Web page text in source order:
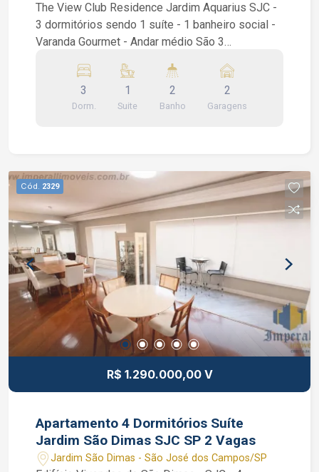
The View Club Residence Jardim Aquarius SJC -
3 dormitórios sendo 1 suíte - 1 banheiro social -
Varanda Gourmet - Andar médio São 3
com armários planejados, 1 banheiro social, 1
lavabo, sala estendida, varanda gourmet, cozinha
com armários planejados, despensa e banheiro
playground, baby play, espaço gourmet, salão de
festa, salão de jogos, 2 family Spaces, praça de
convívio com espelho d`água e conveniência
smart store. Interessados falar com o corretor de
imóvel Caique Lopes de CRECI 264.991 F (12)
99189-7273 WhatsApp e Claro.
3
Dorm.
1
Suite
2
Banho
2
Garagens
Cód. 2329
R$ 1.290.000,00 V
Apartamento 4 Dormitórios Suíte
Jardim São Dimas SJC SP 2 Vagas
Jardim São Dimas - São José dos Campos/SP